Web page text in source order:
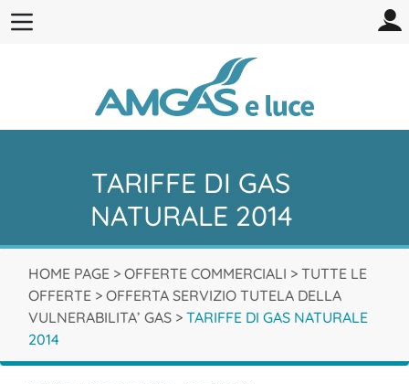
TARIFFE DI GAS
NATURALE 2014
HOME PAGE > OFFERTE COMMERCIALI > TUTTE LE
OFFERTE > OFFERTA SERVIZIO TUTELA DELLA
VULNERABILITA’ GAS > TARIFFE DI GAS NATURALE
2014